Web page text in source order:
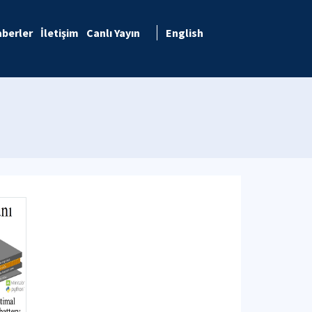
İletişim Canlı Yayın English